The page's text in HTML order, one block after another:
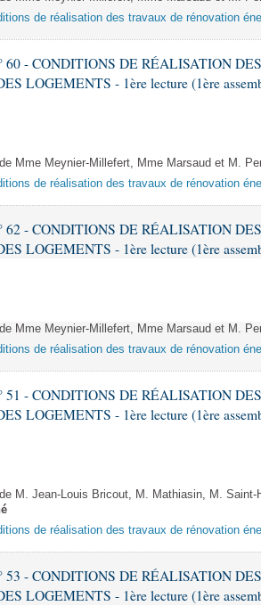
de réalisation des travaux de rénovation
60 - CONDITIONS DE RÉALISATION
LOGEMENTS - 1ère lecture (1ère
Mme Meynier-Millefert, Mme Marsaud et M.
de réalisation des travaux de rénovation
62 - CONDITIONS DE RÉALISATION
LOGEMENTS - 1ère lecture (1ère
Mme Meynier-Millefert, Mme Marsaud et M.
de réalisation des travaux de rénovation
51 - CONDITIONS DE RÉALISATION
LOGEMENTS - 1ère lecture (1ère
M. Jean-Louis Bricout, M. Mathiasin, M.
de réalisation des travaux de rénovation
53 - CONDITIONS DE RÉALISATION
LOGEMENTS - 1ère lecture (1ère